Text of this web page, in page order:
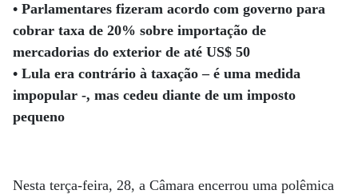
• Parlamentares fizeram acordo com governo para
cobrar taxa de 20% sobre importação de
mercadorias do exterior de até US$ 50
• Lula era contrário à taxação – é uma medida
impopular -, mas cedeu diante de um imposto
pequeno
Nesta terça-feira, 28, a Câmara encerrou uma polêmica